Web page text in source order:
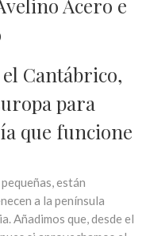
Acero e
Cantábrico,
para
que funcione
están
a la península
Añadimos que, desde el